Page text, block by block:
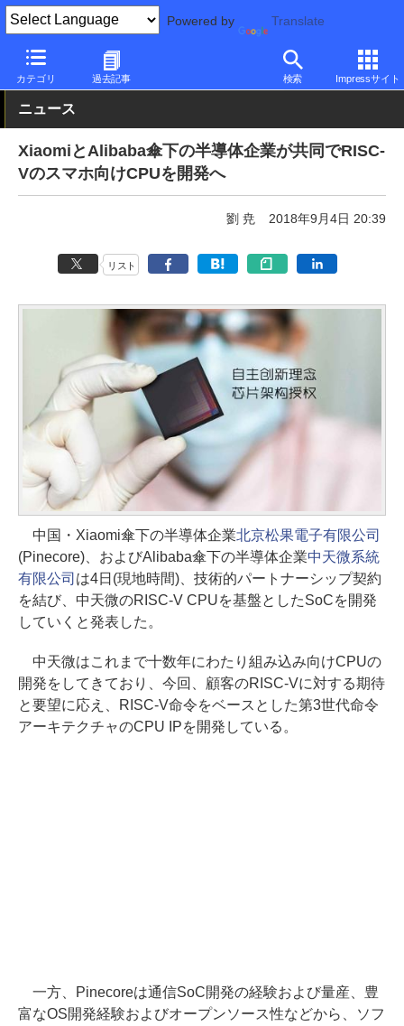
Powered by Translate
カテゴリ 過去記事 検索 Impressサイト
PC Watch 半導体/周辺機器
ニュース
XiaomiとAlibaba傘下の半導体企業が共同でRISC-
Vのスマホ向けCPUを開発へ
劉 尭 2018年9月4日 20:39
リスト
中国・Xiaomi傘下の半導体企業北京松果電子有限公司
(Pinecore)、およびAlibaba傘下の半導体企業中天微系統
有限公司 は4日(現地時間)、技術的パートナーシップ契約
を結び、中天微のRISC-V CPUを基盤としたSoCを開発
していくと発表した。
中天微はこれまで十数年にわたり組み込み向けCPUの
開発をしてきており、今回、顧客のRISC-Vに対する期待
と要望に応え、RISC-V命令をベースとした第3世代命令
アーキテクチャのCPU IPを開発している。
一方、Pinecoreは通信SoC開発の経験および量産、豊
富なOS開発経験およびオープンソース性などから、ソフ